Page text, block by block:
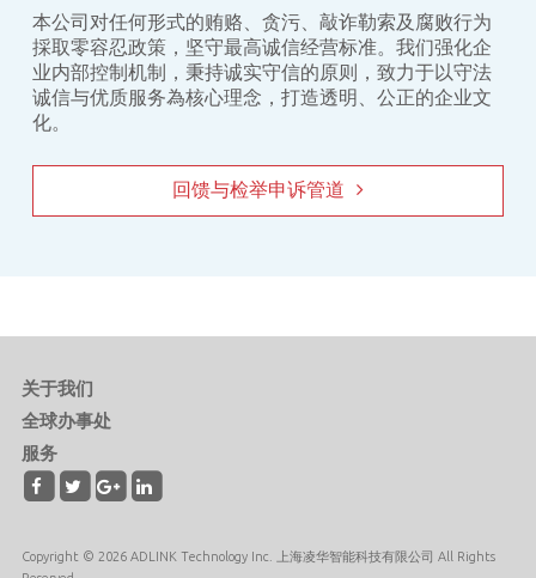
本公司对任何形式的贿赂、贪污、敲诈勒索及腐败行为
採取零容忍政策，坚守最高诚信经营标准。我们强化企
业内部控制机制，秉持诚实守信的原则，致力于以守法
诚信与优质服务為核心理念，打造透明、公正的企业文
化。
回馈与检举申诉管道
关于我们
全球办事处
服务
Copyright © 2026 ADLINK Technology Inc. 上海凌华智能科技有限公司 All Rights